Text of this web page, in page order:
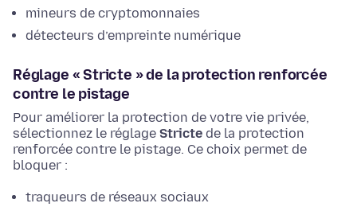
mineurs de cryptomonnaies
détecteurs d’empreinte numérique
Réglage « Stricte » de la protection renforcée
contre le pistage
Pour améliorer la protection de votre vie privée,
sélectionnez le réglage Stricte de la protection
renforcée contre le pistage. Ce choix permet de
bloquer :
traqueurs de réseaux sociaux